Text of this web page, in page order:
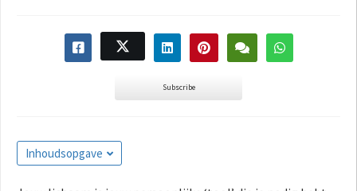
Subscribe
Inhoudsopgave